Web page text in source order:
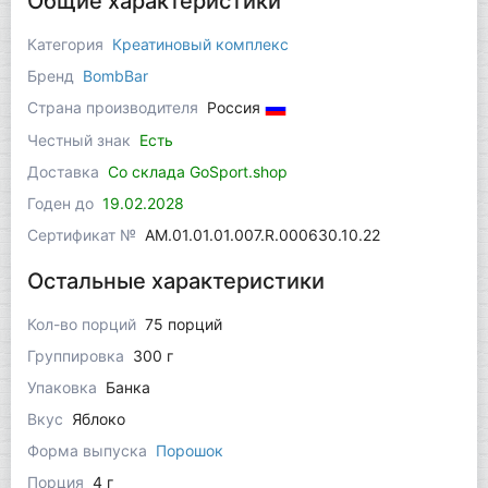
Категория Креатиновый комплекс
Бренд
BombBar
Страна производителя Россия
Честный знак Есть
Доставка Со склада GoSport.shop
Годен до 19.02.2028
Сертификат № AM.01.01.01.007.R.000630.10.22
Остальные характеристики
Кол-во порций 75 порций
Группировка 300 г
Упаковка Банка
Вкус Яблоко
Форма выпуска Порошок
Порция 4 г